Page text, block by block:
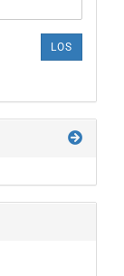
LOS